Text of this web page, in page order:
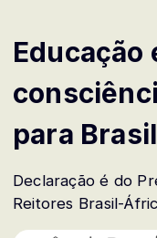
Educação
para
Declaração é do
Reitores Brasil-